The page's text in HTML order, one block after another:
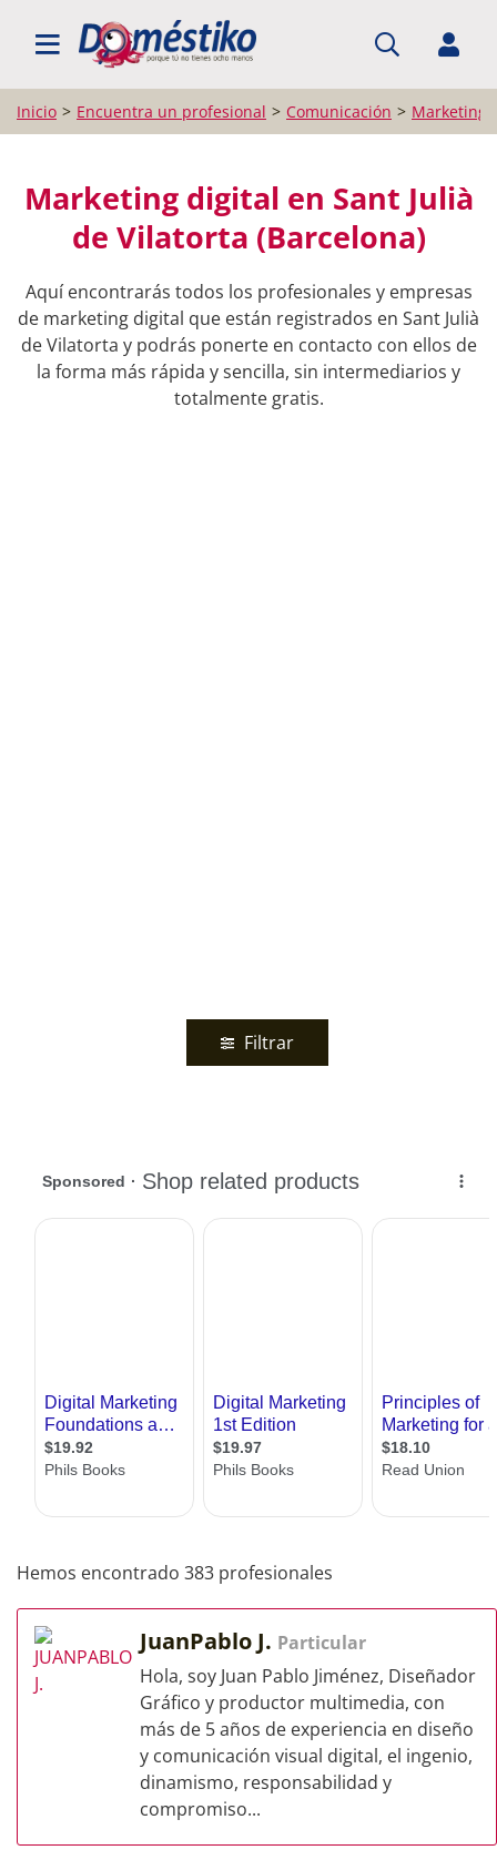
BUSCAR PROFESIONALES
Inicio Encuentra un profesional Comunicación Marketing
Marketing digital en Sant Julià
de Vilatorta (Barcelona)
Aquí encontrarás todos los profesionales y empresas
de marketing digital que están registrados en Sant Julià
de Vilatorta y podrás ponerte en contacto con ellos de
la forma más rápida y sencilla, sin intermediarios y
totalmente gratis.
Filtrar
Hemos encontrado 383 profesionales
JuanPablo J. Particular
Hola, soy Juan Pablo Jiménez, Diseñador
Gráfico y productor multimedia, con
más de 5 años de experiencia en diseño
y comunicación visual digital, el ingenio,
dinamismo, responsabilidad y
compromiso...